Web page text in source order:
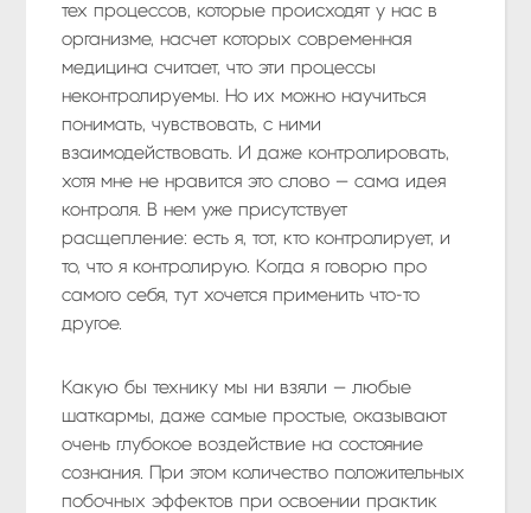
тех процессов, которые происходят у нас в
организме, насчет которых современная
медицина считает, что эти процессы
неконтролируемы. Но их можно научиться
понимать, чувствовать, с ними
взаимодействовать. И даже контролировать,
хотя мне не нравится это слово — сама идея
контроля. В нем уже присутствует
расщепление: есть я, тот, кто контролирует, и
то, что я контролирую. Когда я говорю про
самого себя, тут хочется применить что-то
другое.
Какую бы технику мы ни взяли — любые
шаткармы, даже самые простые, оказывают
очень глубокое воздействие на состояние
сознания. При этом количество положительных
побочных эффектов при освоении практик